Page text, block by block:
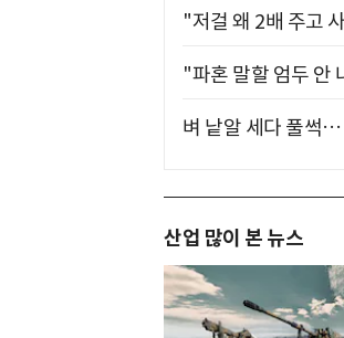
"저걸 왜 2배 주고
"파혼 말할 엄두 안
벼 낱알 세다 풀썩…
산업 많이 본 뉴스